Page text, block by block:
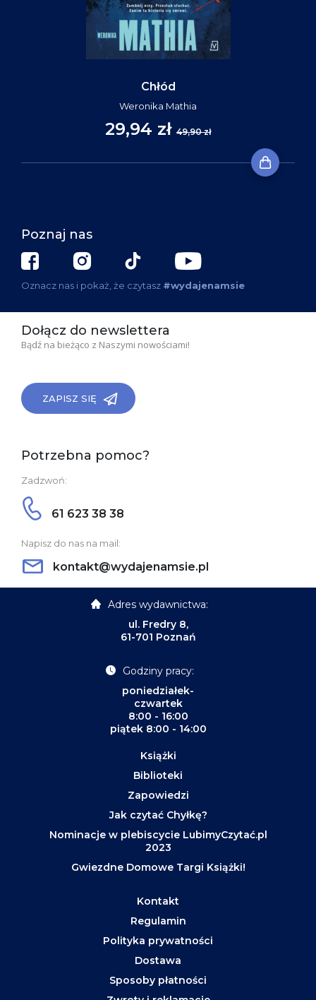
Chłód
Weronika Mathia
29,94 zł 49,90 zł
Poznaj nas
Oznacz nas i pokaż, że czytasz #wydajenamsie
Dołącz do newslettera
Bądź na bieżąco z Naszymi nowościami!
ZAPISZ SIĘ
Potrzebna pomoc?
Zadzwoń:
61 623 38 38
Napisz do nas na mail:
kontakt@wydajenamsie.pl
Adres wydawnictwa:
ul. Fredry 8,
61-701 Poznań
Godziny pracy:
poniedziałek-
czwartek
8:00 - 16:00
piątek 8:00 - 14:00
Książki
Biblioteki
Zapowiedzi
Jak czytać Chyłkę?
Nominacje w plebiscycie LubimyCzytać.pl
2023
Gwiezdne Domowe Targi Książki!
Kontakt
Regulamin
Polityka prywatności
Dostawa
Sposoby płatności